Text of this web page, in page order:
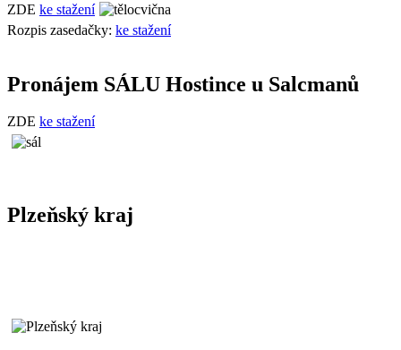
ZDE ke stažení
Rozpis zasedačky: ke stažení
Pronájem SÁLU Hostince u Salcmanů
ZDE ke stažení
Plzeňský kraj